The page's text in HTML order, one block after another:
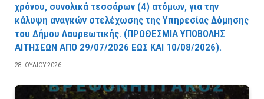
χρόνου, συνολικά τεσσάρων (4) ατόμων, για την
κάλυψη αναγκών στελέχωσης της Υπηρεσίας Δόμησης
του Δήμου Λαυρεωτικής. (ΠPOΘEΣMIA YΠOBOΛHΣ
AITHΣEΩN AΠO 29/07/2026 EΩΣ KAI 10/08/2026).
28 ΙΟΥΛΊΟΥ 2026